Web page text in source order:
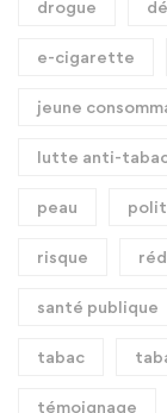
drogue
e-cigarette
jeune
lutte anti-
peau
risque
santé publique
tabac
témoignage